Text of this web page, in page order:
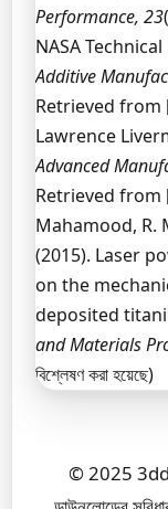
Performance, 23
NASA
Additive
Retrieved from
Lawrence
Advanced
Retrieved from
Mahamood, R.
(2015). Laser
on the
deposited
and Materials
বিশ্লেষণ করা হয়েছে)
© 2025